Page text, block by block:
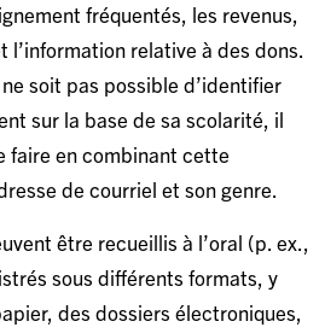
fréquentés, les revenus,
relative à des dons.
soit pas possible d’identifier
sur la base de sa scolarité, il
faire en combinant cette
de courriel et son genre.
être recueillis à l’oral (p. ex.,
sous différents formats, y
des dossiers électroniques,